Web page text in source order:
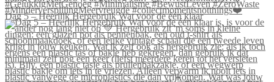
Dag 5 – Heerlijk Hergebruik Wat voor de één klaar